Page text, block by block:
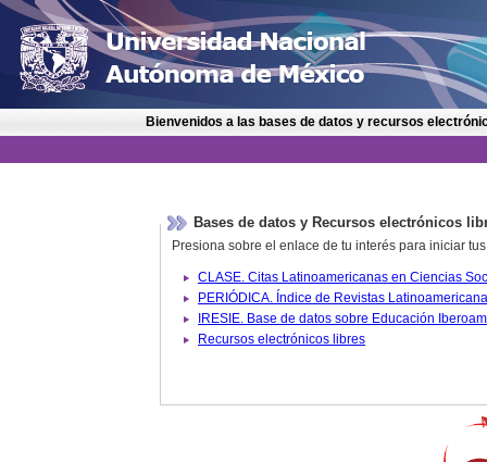
Bienvenidos a las bases de datos y recursos
Bases de datos y Recursos electrónicos
Presiona sobre el enlace de tu interés para iniciar
IRESIE. Base de datos
Recursos electrónicos libres